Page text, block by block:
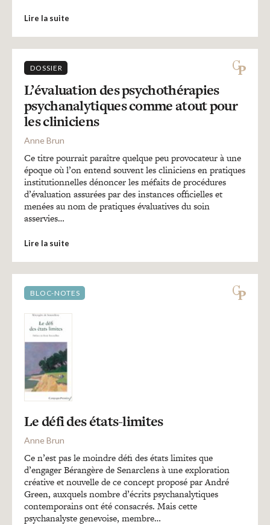
Lire la suite
DOSSIER
L’évaluation des psychothérapies
psychanalytiques comme atout pour
les cliniciens
Anne Brun
Ce titre pourrait paraître quelque peu provocateur à une
époque où l’on entend souvent les cliniciens en pratiques
institutionnelles dénoncer les méfaits de procédures
d’évaluation assurées par des instances officielles et
menées au nom de pratiques évaluatives du soin
asservies…
Lire la suite
BLOC-NOTES
Le défi des états-limites
Anne Brun
Ce n’est pas le moindre défi des états limites que
d’engager Bérangère de Senarclens à une exploration
créative et nouvelle de ce concept proposé par André
Green, auxquels nombre d’écrits psychanalytiques
contemporains ont été consacrés. Mais cette
psychanalyste genevoise, membre…